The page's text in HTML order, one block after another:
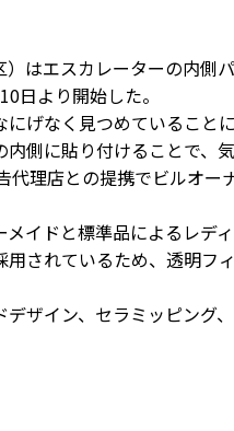
はエスカレーターの内側
日より開始した。
げなく見つめていること
側に貼り付けることで、
代理店との提携でビルオー
イドと標準品によるレデ
されているため、透明フ
ザイン、セラミッピング